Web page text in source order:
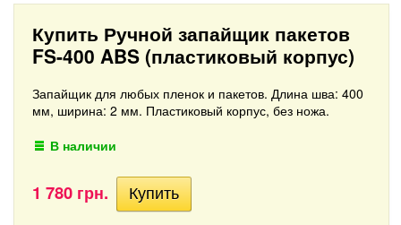
Купить Ручной запайщик пакетов
FS-400 ABS (пластиковый корпус)
Запайщик для любых пленок и пакетов. Длина шва: 400
мм, ширина: 2 мм. Пластиковый корпус, без ножа.
В наличии
1 780 грн.